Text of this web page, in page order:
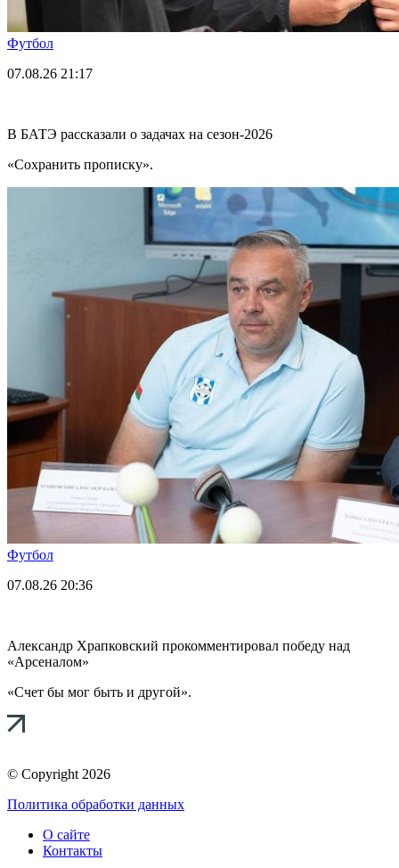
Футбол
07.08.26 21:17
В БАТЭ рассказали о задачах на сезон-2026
«Сохранить прописку».
Футбол
07.08.26 20:36
Александр Храпковский прокомментировал победу над
«Арсеналом»
«Счет бы мог быть и другой».
© Copyright 2026
Политика обработки данных
О сайте
Контакты